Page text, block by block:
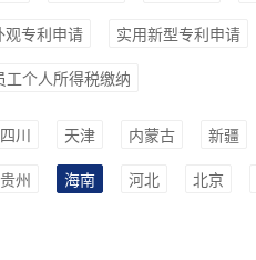
观专利申请 实用新型专利申请
工个人所得税缴纳
四川 天津 内蒙古 新疆
贵州 海南 河北 北京